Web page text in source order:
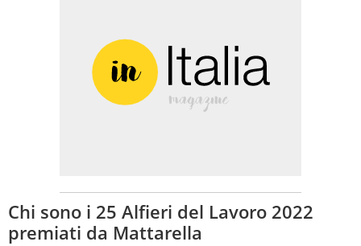
Chi sono i 25 Alfieri del Lavoro 2022
premiati da Mattarella